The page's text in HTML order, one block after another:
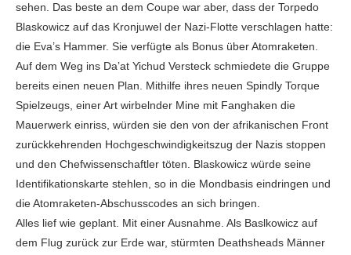
sehen. Das beste an dem Coupe war aber, dass der Torpedo
Blaskowicz auf das Kronjuwel der Nazi-Flotte verschlagen hatte:
die Eva’s Hammer. Sie verfügte als Bonus über Atomraketen.
Auf dem Weg ins Da’at Yichud Versteck schmiedete die Gruppe
bereits einen neuen Plan. Mithilfe ihres neuen Spindly Torque
Spielzeugs, einer Art wirbelnder Mine mit Fanghaken die
Mauerwerk einriss, würden sie den von der afrikanischen Front
zurückkehrenden Hochgeschwindigkeitszug der Nazis stoppen
und den Chefwissenschaftler töten. Blaskowicz würde seine
Identifikationskarte stehlen, so in die Mondbasis eindringen und
die Atomraketen-Abschusscodes an sich bringen.
Alles lief wie geplant. Mit einer Ausnahme. Als Baslkowicz auf
dem Flug zurück zur Erde war, stürmten Deathsheads Männer